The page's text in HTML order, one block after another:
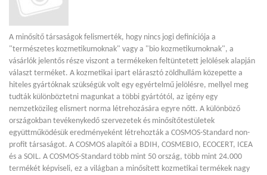
A minősítő társaságok felismerték, hogy nincs jogi definíciója a
"természetes kozmetikumoknak" vagy a "bio kozmetikumoknak", a
vásárlók jelentős része viszont a termékeken feltüntetett jelölések alapján
választ terméket. A kozmetikai ipart elárasztó zöldhullám közepette a
hiteles gyártóknak szükségük volt egy egyértelmű jelölésre, mellyel meg
tudták különböztetni magunkat a többi gyártótól, az igény egy
nemzetközileg elismert norma létrehozására egyre nőtt. A különböző
országokban tevékenykedő szervezetek és minősítőtestületek
együttműködésük eredményeként létrehozták a COSMOS-Standard non-
profit társaságot. A COSMOS alapítói a BDIH, COSMEBIO, ECOCERT, ICEA
és a SOIL. A COSMOS-Standard több mint 50 ország, több mint 24.000
termékét képviseli, ez a világban a minősített kozmetikai termékek nagy